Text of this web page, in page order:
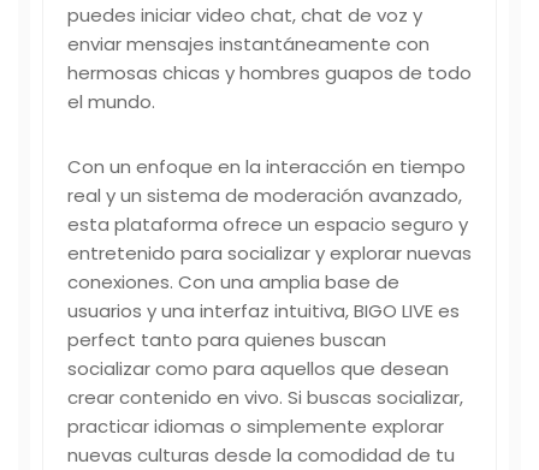
puedes iniciar video chat, chat de voz y
enviar mensajes instantáneamente con
hermosas chicas y hombres guapos de todo
el mundo.
Con un enfoque en la interacción en tiempo
real y un sistema de moderación avanzado,
esta plataforma ofrece un espacio seguro y
entretenido para socializar y explorar nuevas
conexiones. Con una amplia base de
usuarios y una interfaz intuitiva, BIGO LIVE es
perfect tanto para quienes buscan
socializar como para aquellos que desean
crear contenido en vivo. Si buscas socializar,
practicar idiomas o simplemente explorar
nuevas culturas desde la comodidad de tu